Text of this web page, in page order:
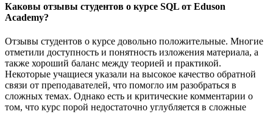
Каковы отзывы студентов о курсе SQL от Eduson
Academy?
Отзывы студентов о курсе довольно положительные. Многие
отметили доступность и понятность изложения материала, а
также хороший баланс между теорией и практикой.
Некоторые учащиеся указали на высокое качество обратной
связи от преподавателей, что помогло им разобраться в
сложных темах. Однако есть и критические комментарии о
том, что курс порой недостаточно углубляется в сложные